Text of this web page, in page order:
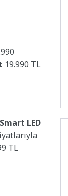
19.990 TL
LED
TL